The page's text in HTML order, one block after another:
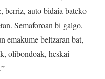
berriz, auto bidaia bateko
Semaforoan bi galgo,
emakume beltzaran bat,
olibondoak, heskai